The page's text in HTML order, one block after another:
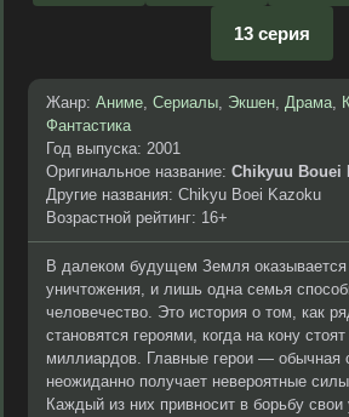
13 серия
Жанр: Аниме, Сериалы, Экшен, Драма,
Фантастика
Год выпуска: 2001
Оригинальное название: Chikyuu Bouei
Другие названия: Chikyu Boei Kazoku
Возрастной рейтинг: 16+
В далеком будущем Земля оказывается
уничтожения, и лишь одна семья
человечество. Это история о том, как
становятся героями, когда на кону
миллиардов. Главные герои — обычная
неожиданно получает невероятные
Каждый из них привносит в борьбу свои